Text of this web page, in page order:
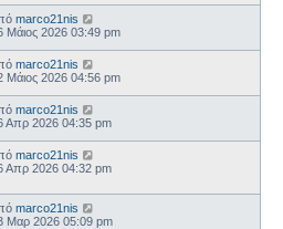
marco21nis
Μάιος 2026 03:49 pm
marco21nis
Μάιος 2026 04:56 pm
marco21nis
Απρ 2026 04:35 pm
marco21nis
Απρ 2026 04:32 pm
marco21nis
Μαρ 2026 05:09 pm